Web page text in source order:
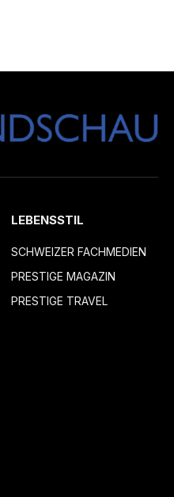
LEBENSSTIL
SCHWEIZER FACHMEDIEN
PRESTIGE MAGAZIN
PRESTIGE TRAVEL